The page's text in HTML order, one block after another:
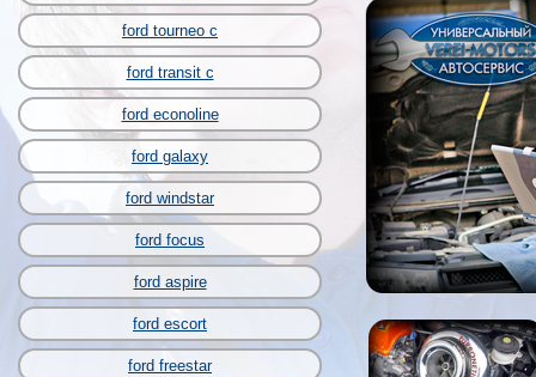
ford tourneo c
ford transit c
ford econoline
ford galaxy
ford windstar
ford focus
ford aspire
ford escort
ford freestar